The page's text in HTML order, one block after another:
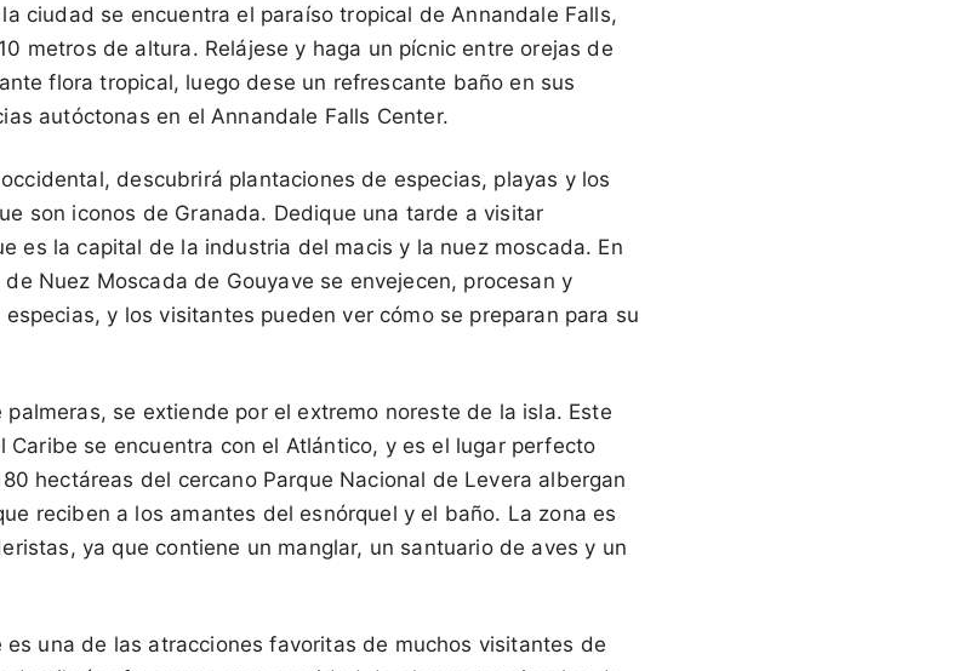
ciudad se encuentra el paraíso tropical de Annandale Falls,
metros de altura. Relájese y haga un pícnic entre orejas de
flora tropical, luego dese un refrescante baño en sus
autóctonas en el Annandale Falls Center.
descubrirá plantaciones de especias, playas y los
son iconos de Granada. Dedique una tarde a visitar
es la capital de la industria del macis y la nuez moscada. En
Nuez Moscada de Gouyave se envejecen, procesan y
y los visitantes pueden ver cómo se preparan para su
se extiende por el extremo noreste de la isla. Este
se encuentra con el Atlántico, y es el lugar perfecto
hectáreas del cercano Parque Nacional de Levera albergan
reciben a los amantes del esnórquel y el baño. La zona es
ya que contiene un manglar, un santuario de aves y un
una de las atracciones favoritas de muchos visitantes de